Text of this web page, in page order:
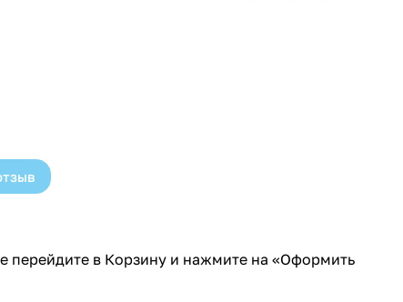
перейдите в Корзину и нажмите на «Оформить